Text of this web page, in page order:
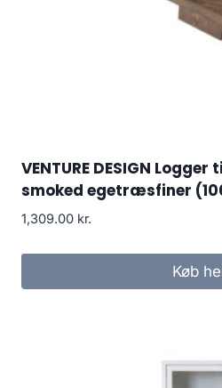
VENTURE DESIGN
smoked egetræsfiner
1,309.00 kr.
Køb